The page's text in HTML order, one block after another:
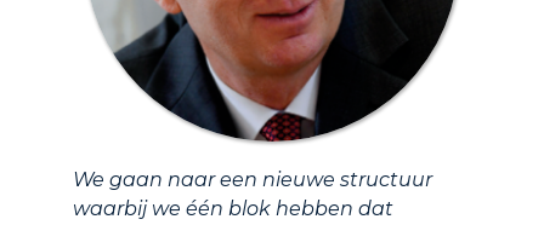
We gaan naar een nieuwe structuur
waarbij we één blok hebben dat